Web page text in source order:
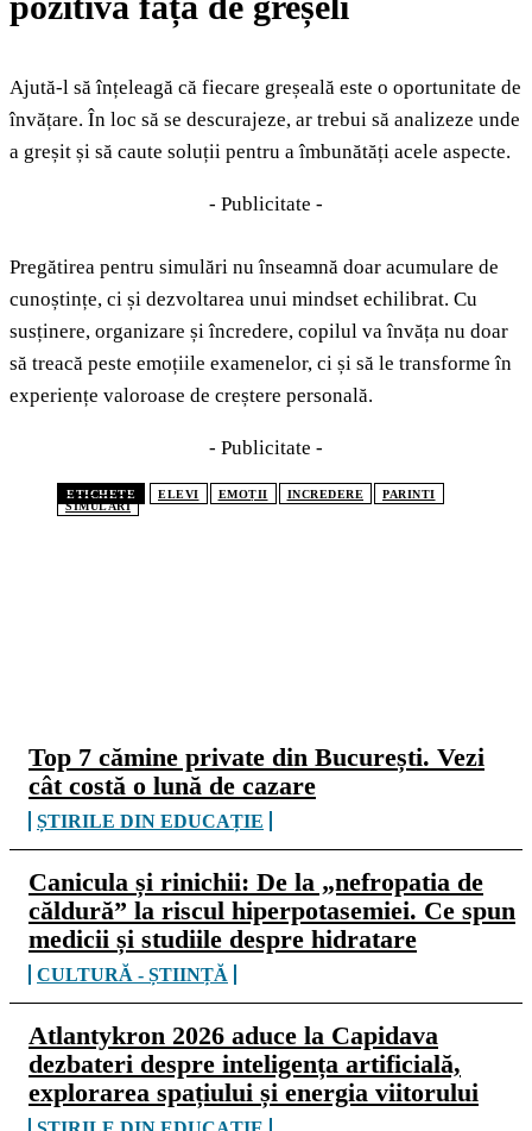
Top 7 cămine private din București. Vezi
cât costă o lună de cazare
ȘTIRILE DIN EDUCAȚIE
Canicula și rinichii: De la „nefropatia de
căldură” la riscul hiperpotasemiei. Ce spun
medicii și studiile despre hidratare
CULTURĂ - ȘTIINȚĂ
Atlantykron 2026 aduce la Capidava
dezbateri despre inteligența artificială,
explorarea spațiului și energia viitorului
Ajută-l să înțeleagă că fiecare greșeală este o oportunitate de
învățare. În loc să se descurajeze, ar trebui să analizeze unde
a greșit și să caute soluții pentru a îmbunătăți acele aspecte.
- Publicitate -
Pregătirea pentru simulări nu înseamnă doar acumulare de
cunoștințe, ci și dezvoltarea unui mindset echilibrat. Cu
susținere, organizare și încredere, copilul va învăța nu doar
să treacă peste emoțiile examenelor, ci și să le transforme în
experiențe valoroase de creștere personală.
- Publicitate -
ETICHETE ELEVI EMOȚII INCREDERE
PARINTI
SIMULARI